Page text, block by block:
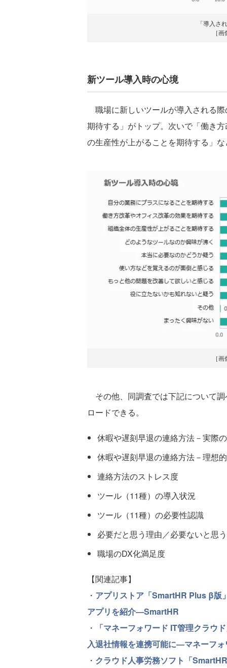
「導入さ
［
新ツール導入時の心境
職場に新しいツールが導入される
期待する」がトップ。次いで「働き
の生産性が上がることを期待する」
［
その他、同調査では下記について
ロードできる。
休暇や遅刻早退の連絡方法－実際
休暇や遅刻早退の連絡方法－理想
連絡方法のストレス度
ツール（11種）の導入状況
ツール（11種）の必要性認識
必要だと思う理由／必要ないと思
職場のDX化満足度
【関連記事】
・ アプリストア「SmartHR Plus β版
アプリを紹介―SmartHR
・
「マネーフォワード IT管理クラウ
入退社情報を連携可能に―マネーフ
・ クラウド人事労務ソフト「